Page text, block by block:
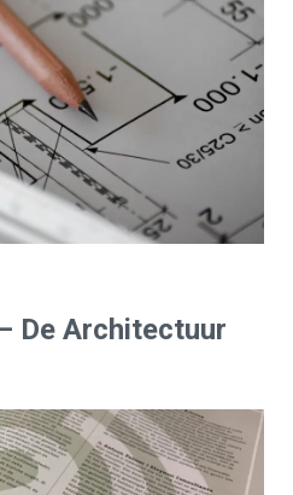
De Architectuur